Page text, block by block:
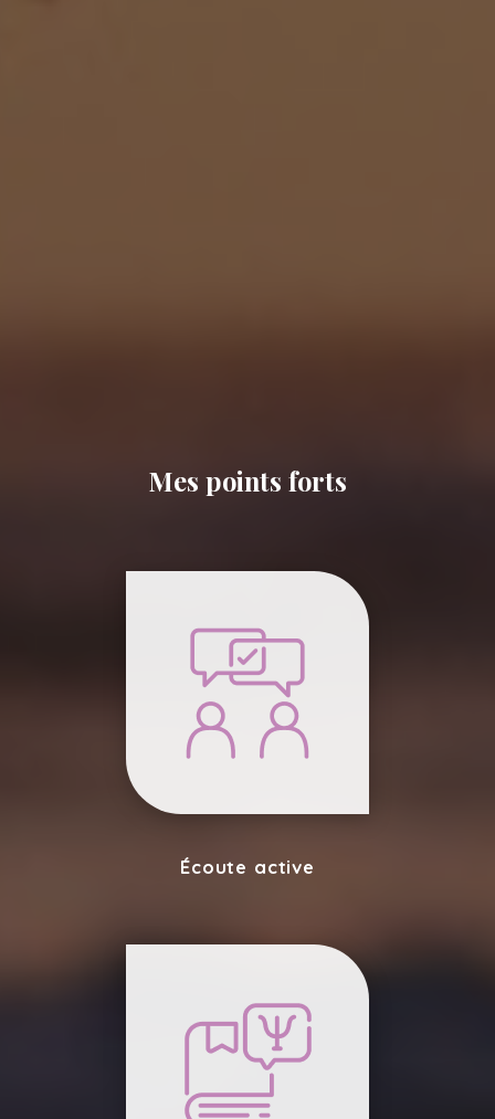
Mes points forts
Écoute active